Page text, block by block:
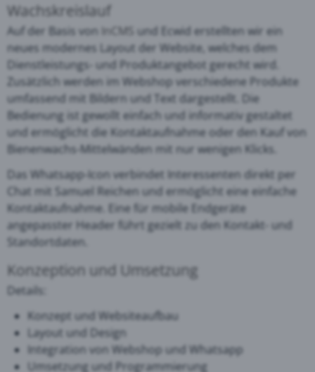
Wachskreislauf
Auf der Basis von InCMS
und Ecwid erstellten wir ein
neues modernes Layout der Website, welches dem
Dienstleistungs- und Produktangebot gerecht wird.
Zusätzlich werden im Webshop verschiedene Produkte
umfassend mit Bildern und Text dargestellt. Die
Bedienung ist gewollt einfach und informativ gestaltet
und ermöglicht die Kontaktaufnahme oder den Kauf von
Bienenwachs-Mittelwänden mit nur wenigen Klicks.
Das Whatsapp-Icon verbindet Interessenten direkt per
Chat mit Samuel Reichen und ermöglicht eine einfache
Kontaktaufnahme. Eine für mobile Endgeräte
angepasster Header führt gezielt zu den Kontakt- und
Standortdaten.
Konzeption und Umsetzung
Details:
Konzept und Websiteaufbau
Layout und Design
Integration von Webshop und Whatsapp
Umsetzung und Programmierung